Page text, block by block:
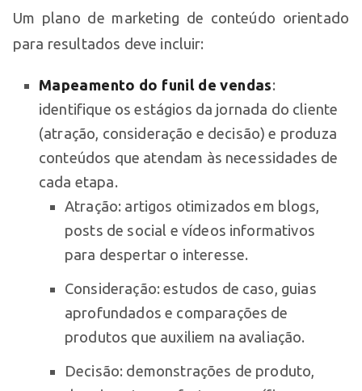
Um plano de marketing de conteúdo orientado
para resultados deve incluir:
Mapeamento do funil de vendas:
identifique os estágios da jornada do cliente
(atração, consideração e decisão) e produza
conteúdos que atendam às necessidades de
cada etapa.
Atração: artigos otimizados em blogs,
posts de social e vídeos informativos
para despertar o interesse.
Consideração: estudos de caso, guias
aprofundados e comparações de
produtos que auxiliem na avaliação.
Decisão: demonstrações de produto,